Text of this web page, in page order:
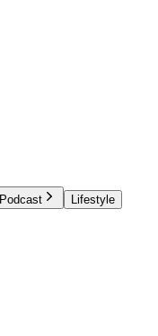
Podcast Lifestyle